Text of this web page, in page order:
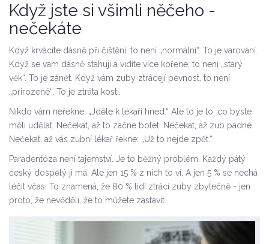
Když jste si všimli něčeho -
nečekáte
Když krvácíte dásně při čištění, to není „normální“. To je varování.
Když se vám dásně stahují a vidíte více kořene, to není „starý
věk“. To je zánět. Když vám zuby ztrácejí pevnost, to není
„přirozené“. To je ztráta kosti.
Nikdo vám neřekne: „Jděte k lékaři hned.“ Ale to je to, co byste
měli udělat. Nečekat, až to začne bolet. Nečekat, až zub padne.
Nečekat, až vás zubní lékař řekne: „Už to nejde zpět.“
Paradentóza není tajemství. Je to běžný problém. Každý pátý
český dospělý ji má. Ale jen 15 % z nich to ví. A jen 5 % se nechá
léčit včas. To znamená, že 80 % lidí ztrácí zuby zbytečně - jen
proto, že nevěděli, že to můžete zastavit.